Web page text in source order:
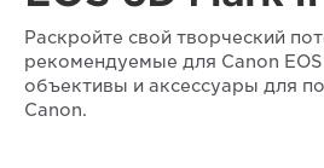
Раскройте свой творческий
рекомендуемые для Canon EOS
объективы и аксессуары для
Canon.